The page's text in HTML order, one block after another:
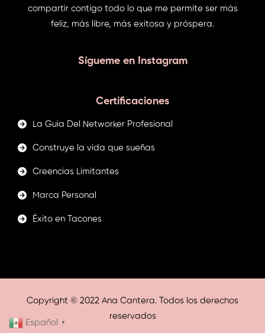
compartir contigo todo lo que me permite ser más
feliz, más libre, más exitosa y próspera.
Sígueme en Instagram
Certificaciones
La Guia Del Networker Profesional
Construye la vida que sueñas
Creencias Limitantes
Marca Personal
Éxito en Tacones
Copyright © 2022 Ana Cantera. Todos los derechos
reservados
Español ▼